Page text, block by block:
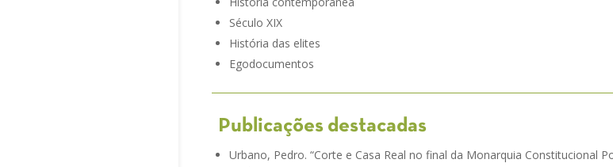
Século XIX
História das elites
Egodocumentos
Publicações destacadas
Urbano, Pedro. “Corte e Casa Real no final da Monarquia Constitucional